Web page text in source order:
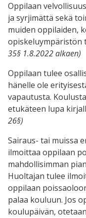
Oppilaan
ja syrjimättä sekä
muiden oppilaiden,
opiskeluympäristön
35§ 1.8.2022 alkaen)
Oppilaan tulee
hänelle ole
vapautusta.
etukäteen lupa
26§)
Sairaus- tai muissa
ilmoittaa oppilaan
mahdollisimman
Huoltajan tulee
oppilaan
palaa kouluun. Jos
koulupäivän,